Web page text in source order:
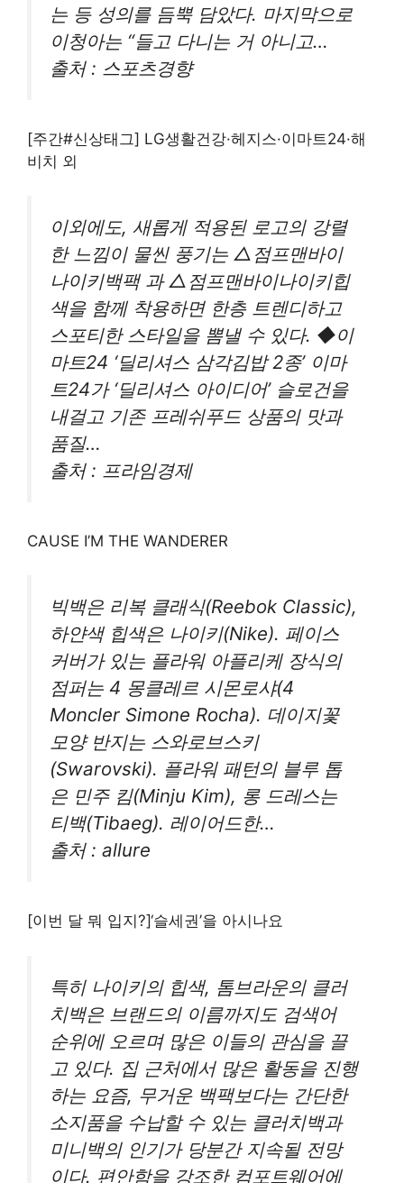
는 등 성의를 듬뿍 담았다. 마지막으로
이청아는 “들고 다니는 거 아니고…
출처 : 스포츠경향
[주간#신상태그] LG생활건강·헤지스·이마트24·해
비치 외
이외에도, 새롭게 적용된 로고의 강렬
한 느낌이 물씬 풍기는 △점프맨바이
나이키백팩 과 △점프맨바이나이키힙
색을 함께 착용하면 한층 트렌디하고
스포티한 스타일을 뽐낼 수 있다. ◆이
마트24 ‘딜리셔스 삼각김밥 2종’ 이마
트24가 ‘딜리셔스 아이디어’ 슬로건을
내걸고 기존 프레쉬푸드 상품의 맛과
품질…
출처 : 프라임경제
CAUSE I’M THE WANDERER
빅백은 리복 클래식(Reebok Classic),
하얀색 힙색은 나이키(Nike). 페이스
커버가 있는 플라워 아플리케 장식의
점퍼는 4 몽클레르 시몬로샤(4
Moncler Simone Rocha). 데이지꽃
모양 반지는 스와로브스키
(Swarovski). 플라워 패턴의 블루 톱
은 민주 킴(Minju Kim), 롱 드레스는
티백(Tibaeg). 레이어드한…
출처 : allure
[이번 달 뭐 입지?]‘슬세권’을 아시나요
특히 나이키의 힙색, 톰브라운의 클러
치백은 브랜드의 이름까지도 검색어
순위에 오르며 많은 이들의 관심을 끌
고 있다. 집 근처에서 많은 활동을 진행
하는 요즘, 무거운 백팩보다는 간단한
소지품을 수납할 수 있는 클러치백과
미니백의 인기가 당분간 지속될 전망
이다. 편안함을 강조한 컴포트웨어에